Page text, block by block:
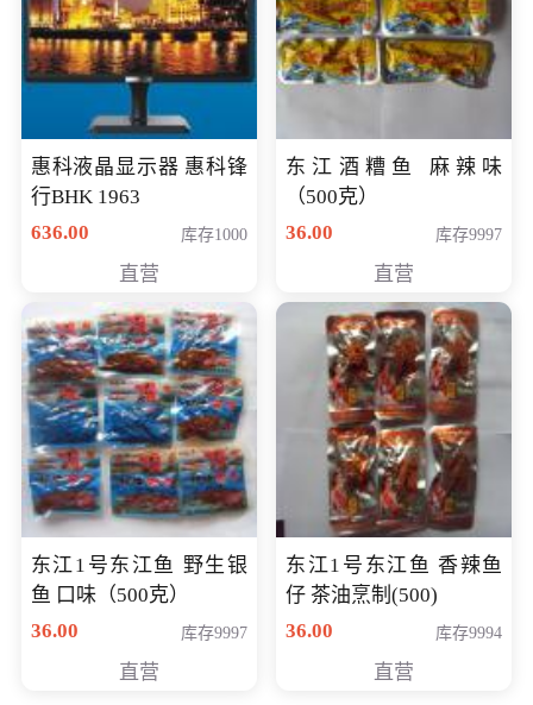
惠科液晶显示器 惠科锋
行BHK 1963
636.00
库存1000
直营
东江酒糟鱼 麻辣味
（500克）
36.00
库存9997
直营
东江1号东江鱼 野生银
鱼 口味（500克）
36.00
库存9997
直营
东江1号东江鱼 香辣鱼
仔 茶油烹制(500)
36.00
库存9994
直营